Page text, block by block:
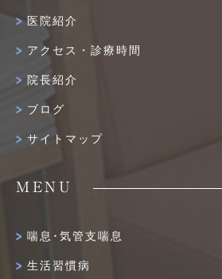
医院紹介
アクセス・診療時間
院長紹介
ブログ
サイトマップ
MENU
喘息･気管支喘息
生活習慣病